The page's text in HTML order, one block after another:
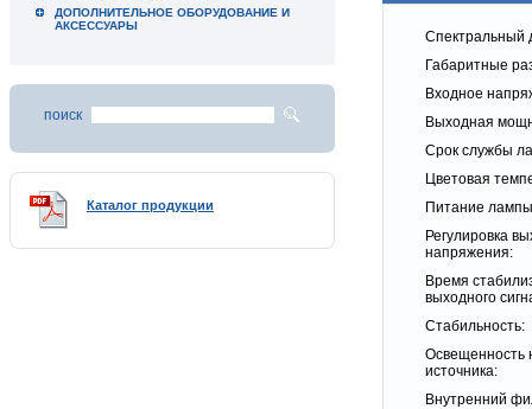
ДОПОЛНИТЕЛЬНОЕ ОБОРУДОВАНИЕ И
АКСЕССУАРЫ
поиск
Каталог продукции
Спектральный
Габаритные
Входное
Выходная
Срок службы
Цветовая
Питание
Регулировка
напряжения:
Время
выходного
Стабильность:
Освещенность
источника:
Внутренний